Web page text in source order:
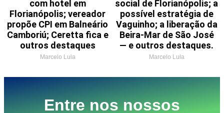
com hotel em
Florianópolis; vereador
propõe CPI em Balneário
Camboriú; Ceretta fica e
outros destaques
Marcelo Lula
social de Florianópolis; a
possível estratégia de
Vaguinho; a liberação da
Beira-Mar de São José
— e outros destaques.
Marcelo Lula
Entre nos nossos